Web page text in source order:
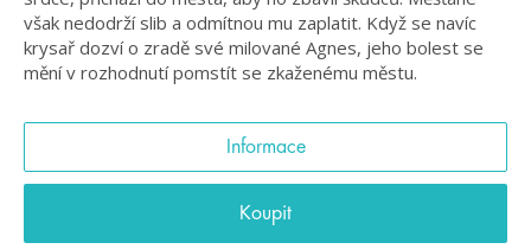
však nedodrží slib a odmítnou mu zaplatit. Když se navíc
krysař dozví o zradě své milované Agnes, jeho bolest se
mění v rozhodnutí pomstít se zkaženému městu.
Informace
Koupit